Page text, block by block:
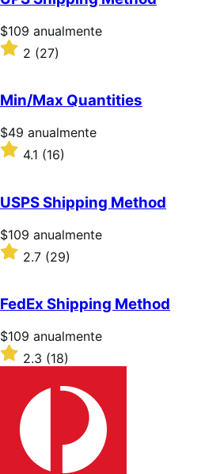
Precio:
$109/anualmente
$109 anualmente
Valoración:
2
5
estrellas
2 (27)
Min/Max Quantities
Precio:
$49/anualmente
$49 anualmente
Valoración:
5
estrellas
4.1 (16)
USPS Shipping Method
Precio:
$109/anualmente
$109 anualmente
Valoración:
2.7
5
estrellas
2.7 (29)
FedEx Shipping Method
Precio:
$109/anualmente
$109 anualmente
Valoración:
2.3
estrellas
2.3 (18)